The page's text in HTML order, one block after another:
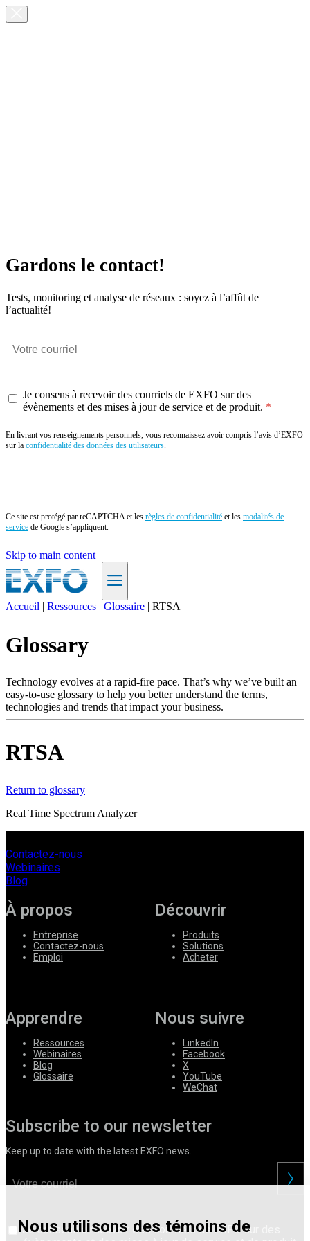
Nous utilisons des témoins de
Gardons le contact!
Tests, monitoring et analyse de réseaux : soyez à l’affût de
l’actualité!
Je consens à recevoir des courriels de EXFO sur des
évènements et des mises à jour de service et de produit.
En livrant vos renseignements personnels, vous reconnaissez avoir compris l’avis d’EXFO
sur la confidentialité des données des utilisateurs.
Ce site est protégé par reCAPTCHA et les règles de confidentialité et les modalités de
service de Google s’appliquent.
Skip to main content
Produits
Soutien
Services
Acheter
Contactez-
nous
Corporate
Careers
Partners
Suppliers
Accueil | Ressources | Glossaire | RTSA
Glossary
Technology evolves at a rapid-fire pace. That’s why we’ve built an
easy-to-use glossary to help you better understand the terms,
technologies and trends that impact your business.
RTSA
Return to glossary
Real Time Spectrum Analyzer
Contactez-nous
Webinaires
Blog
À propos
Entreprise
Contactez-nous
Emploi
Découvrir
Produits
Solutions
Acheter
Apprendre
Ressources
Webinaires
Blog
Glossaire
Nous suivre
LinkedIn
Facebook
X
YouTube
WeChat
Subscribe to our newsletter
Keep up to date with the latest EXFO news.
Je consens à recevoir des courriels de EXFO sur des